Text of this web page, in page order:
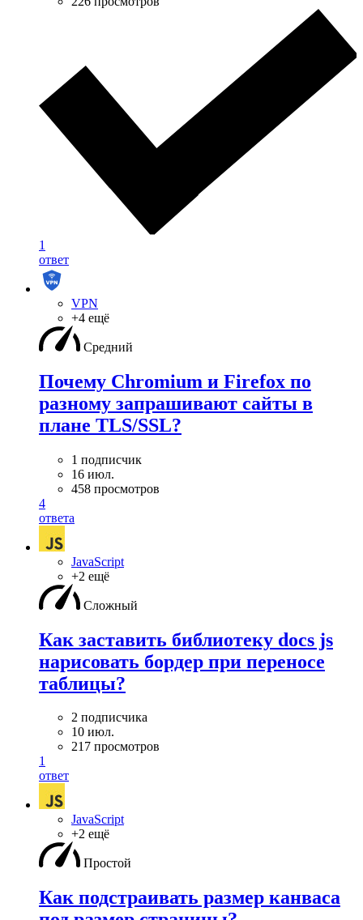
1
ответ
VPN
+4 ещё
Средний
Почему Chromium и Firefox по
разному запрашивают сайты в
плане TLS/SSL?
1 подписчик
16 июл.
458 просмотров
4
ответа
JavaScript
+2 ещё
Сложный
Как заставить библиотеку docs js
нарисовать бордер при переносе
таблицы?
2 подписчика
10 июл.
217 просмотров
1
ответ
JavaScript
+2 ещё
Простой
Как подстраивать размер канваса